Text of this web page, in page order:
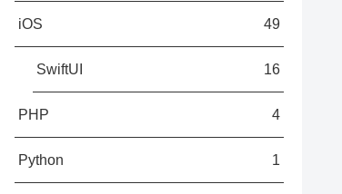
iOS 49
SwiftUI 16
PHP 4
Python 1